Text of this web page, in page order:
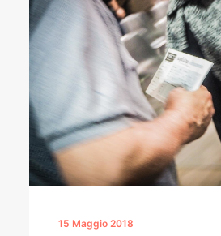
15 Maggio 2018